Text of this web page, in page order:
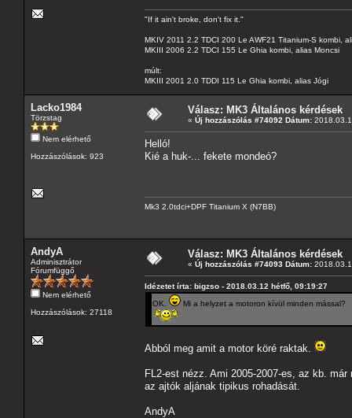
"If it ain't broke, don't fix it."
MKIV 2011 2.2 TDCI 200 Le AWF21 Titanium-S kombi,
MKIII 2006 2.2 TDCI 155 Le Ghia kombi, alias Moncsi
múlt:
MKIII 2001 2.0 TDDI 115 Le Ghia kombi, alias Jógi
Lacko1984
Törzstag
Nem elérhető
Hozzászólások: 923
Válasz: MK3 Általános kérdések
« Új hozzászólás #74092 Dátum:
Helló!
Kié a huk-... fekete mondeó?
Mk3 2.0tdci+DPF Titanium X (N7BB)
AndyA
Adminisztrátor
Fórumfüggő
Nem elérhető
Hozzászólások: 27118
Válasz: MK3 Általános kérdések
« Új hozzászólás #74093 Dátum:
Idézetet írta: bigzso - 2018.03.12 hétfő, 09:19:27
OK.
Mi a helyzet a motoron kívül minden mással?
Abból meg amit a motor köré raktak.
FL2-est nézz. Ami 2005-2007-es, az kb.
az ajtók aljának tipikus rohadását.
AndyA